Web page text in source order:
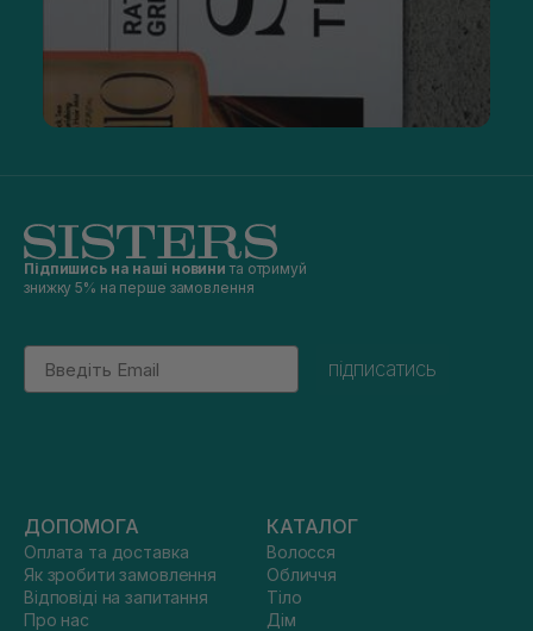
Підпишись на наші новини та отримуй
знижку 5% на перше замовлення
Email
підписатись
ДОПОМОГА
Оплата та доставка
Як зробити замовлення
Відповіді на запитання
Про нас
КАТАЛОГ
Волосся
Обличчя
Тіло
Дім